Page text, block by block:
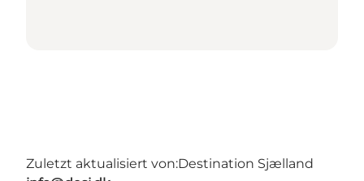
Zuletzt aktualisiert von:Destination Sjælland